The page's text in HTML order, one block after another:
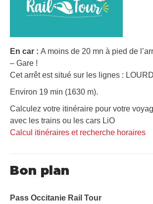
En car : A moins de 20 mn à pied de
– Gare !
Cet arrêt est situé sur les lignes :
Environ 19 min (1630 m).
Calculez votre itinéraire pour votre
avec les trains ou les cars LiO
Calcul itinéraires et recherche horaires
Bon plan
Pass Occitanie Rail Tour​